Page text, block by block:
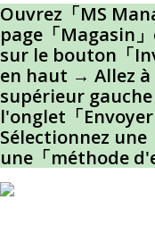
Ouvrez「MS
page「Magasin
sur le bouton「
en haut → Allez
supérieur gauche
l'onglet「
Sélectionnez
une「méthode